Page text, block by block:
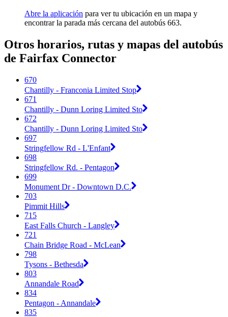
Abre la aplicación para ver tu ubicación en un mapa y
encontrar la parada más cercana del autobús 663.
Otros horarios, rutas y mapas del autobús
de Fairfax Connector
670
Chantilly - Franconia Limited Stop
671
Chantilly - Dunn Loring Limited Sto
672
Chantilly - Dunn Loring Limited Sto
697
Stringfellow Rd - L'Enfant
698
Stringfellow Rd. - Pentagon
699
Monument Dr - Downtown D.C.
703
Pimmit Hills
715
East Falls Church - Langley
721
Chain Bridge Road - McLean
798
Tysons - Bethesda
803
Annandale Road
834
Pentagon - Annandale
835